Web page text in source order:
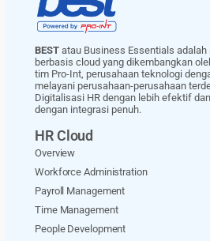
BEST atau Business Essentials adalah
berbasis cloud yang dikembangkan
tim Pro-Int, perusahaan teknologi
melayani perusahaan-perusahaan
Digitalisasi HR dengan lebih efektif
dengan integrasi penuh.
HR Cloud
Overview
Workforce Administration
Payroll Management
Time Management
People Development